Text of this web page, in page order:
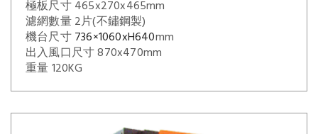
極板尺寸 465x270x465mm
濾網數量 2片(不鏽鋼製)
機台尺寸736×1060xH640mm
出入風口尺寸 870x470mm
重量 120KG